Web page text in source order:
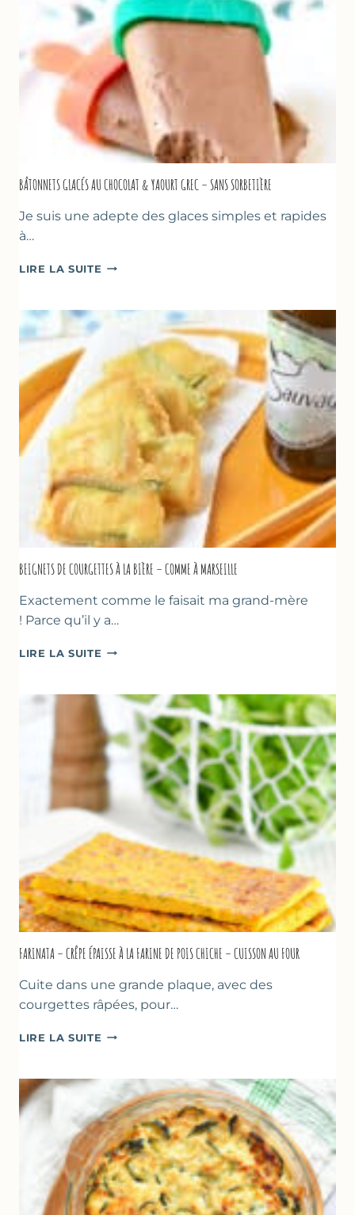
BÂTONNETS GLACÉS AU CHOCOLAT & YAOURT GREC – SANS SORBETIÈRE
Je suis une adepte des glaces simples et rapides
à…
LIRE LA SUITE BÂTONNETS
CHOCOLAT
YAOURT
GREC
–
SANS
SORBETIÈRE
BEIGNETS DE COURGETTES À LA BIÈRE – COMME À MARSEILLE
Exactement comme le faisait ma grand-mère
! Parce qu’il y a…
LIRE LA SUITE BEIGNETS
LA
BIÈRE
–
COMME
À
MARSEILLE
FARINATA – CRÊPE ÉPAISSE À LA FARINE DE POIS CHICHE – CUISSON AU FOUR
Cuite dans une grande plaque, avec des
courgettes râpées, pour…
LIRE LA SUITE FARINATA
ÉPAISSE
À
LA
FARINE
DE
POIS
CHICHE
–
CUISSON